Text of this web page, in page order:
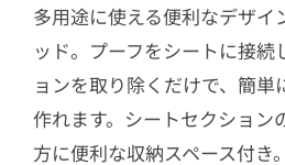
2.9テーブルクロス
2.10紙ナプキン
2.11
アロマキャンド
2.12クッションカバー
多用途に使える便利なデザイ
ッド。プーフをシートに接続
ョンを取り除くだけで、簡単
作れます。シートセクション
方に便利な収納スペース付き。